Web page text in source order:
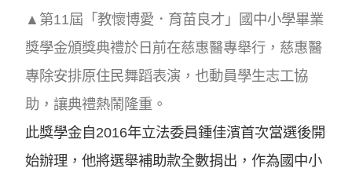
▲第11屆「教懷博愛．育苗良才」國中小學畢業
獎學金頒獎典禮於日前在慈惠醫專舉行，慈惠醫
專除安排原住民舞蹈表演，也動員學生志工協
助，讓典禮熱鬧隆重。
此獎學金自2016年立法委員鍾佳濱首次當選後開
始辦理，他將選舉補助款全數捐出，作為國中小